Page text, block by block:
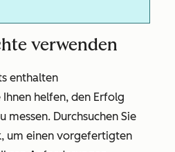
verwenden
enthalten
helfen, den Erfolg
messen. Durchsuchen Sie
um einen vorgefertigten